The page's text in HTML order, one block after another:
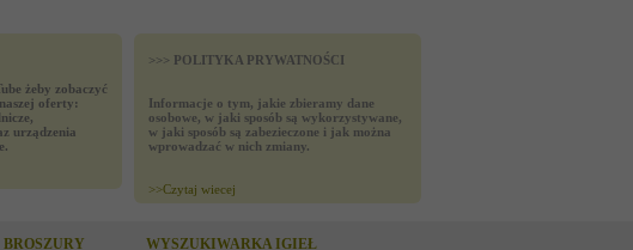
żeby zobaczyć
oferty:
urządzenia
>>> POLITYKA PRYWATNOŚCI
Informacje o tym, jakie zbieramy dane
osobowe, w jaki sposób są wykorzystywane,
w jaki sposób są zabezieczone i jak można
wprowadzać w nich zmiany.
>>Czytaj wiecej
WYSZUKIWARKA IGIEŁ